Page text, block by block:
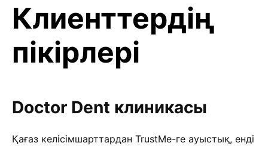
Клиенттердің
пікірлері
Doctor Dent клиникасы
Қағаз келісімшарттардан TrustMe-ге ауыстық, енді